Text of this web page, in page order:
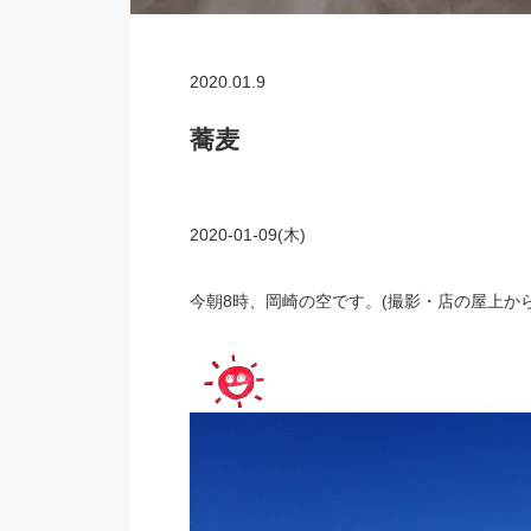
2020.01.9
蕎麦
2020-01-09(木)
今朝8時、岡崎の空です。(撮影・店の屋上か